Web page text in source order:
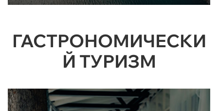
ГАСТРОНОМИЧЕСКИ
Й ТУРИЗМ